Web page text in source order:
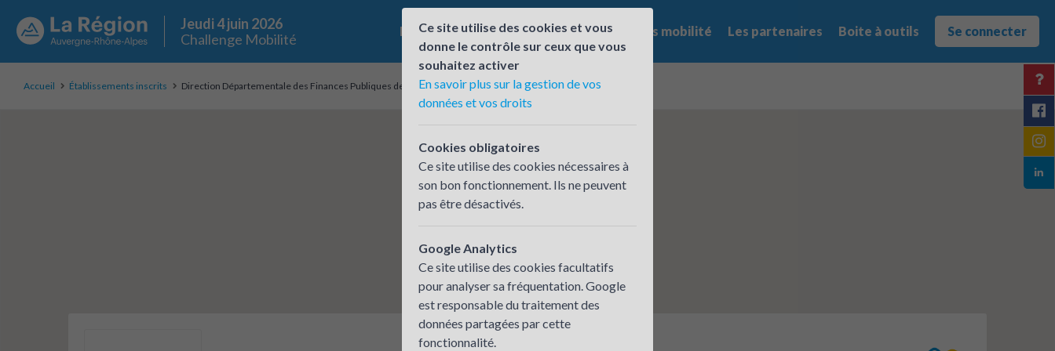
Jeudi 4 juin 2026
Challenge Mobilité
Le challenge Qui participe ? Les offres mobilité Les partenaires Boite à outils Se connecter
Accueil Établissements inscrits Direction Départementale des Finances Publiques de l'Allier
Ce site utilise des cookies et vous
donne le contrôle sur ceux que vous
souhaitez activer
En savoir plus sur la gestion de vos
données et vos droits
Cookies obligatoires
Ce site utilise des cookies nécessaires à
son bon fonctionnement. Ils ne peuvent
pas être désactivés.
Google Analytics
Ce site utilise des cookies facultatifs
pour analyser sa fréquentation. Google
est responsable du traitement des
données partagées par cette
fonctionnalité.